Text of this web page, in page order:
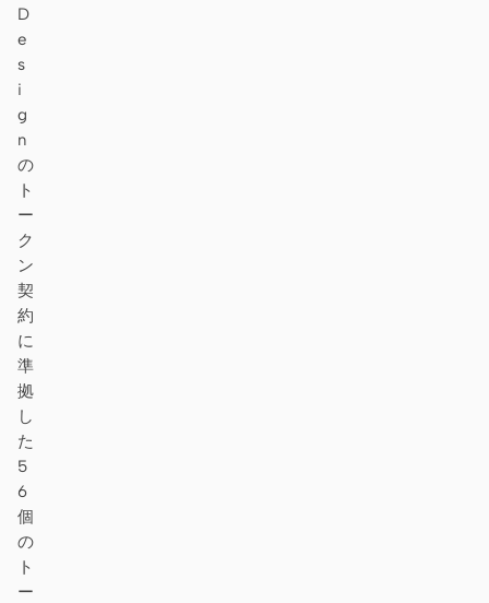
D
e
s
i
g
n
の
ト
ー
ク
ン
契
約
に
準
拠
し
た
5
6
個
の
ト
ー